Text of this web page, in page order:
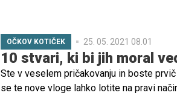
mora biti vedno na prvem mestu, saj bo
OČKOV KOTIČEK 25. 05. 2021 08.01
10 stvari, ki bi jih moral
Ste v veselem pričakovanju in boste
se te nove vloge lahko lotite na pravi